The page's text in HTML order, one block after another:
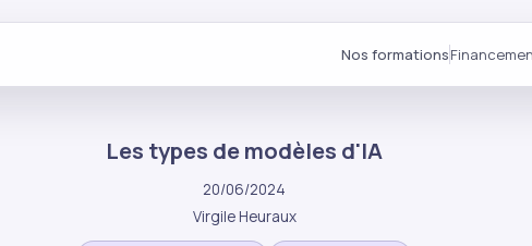
Nos formations
Les types de modèles d'IA
20/06/2024
Virgile Heuraux